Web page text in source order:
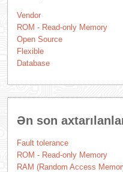
Vendor
ROM - Read-only Memory
Open Source
Flexible
Database
Ən son
Fault tolerance
ROM - Read-only Memory
RAM (Random Access